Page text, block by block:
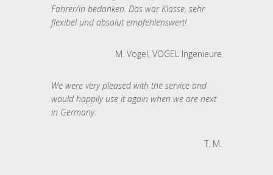
Fahrer/in bedanken. Das war Klasse, sehr
flexibel und absolut empfehlenswert!
M. Vogel, VOGEL Ingenieure
We were very pleased with the service and
would happily use it again when we are next
in Germany.
T. M.